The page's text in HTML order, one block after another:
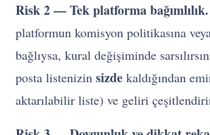
Risk 2 — Tek platforma bağımlılık.
platformun komisyon politikasına
bağlıysa, kural değişiminde
posta listenizinsizde kaldığından
aktarılabilir liste) ve geliri